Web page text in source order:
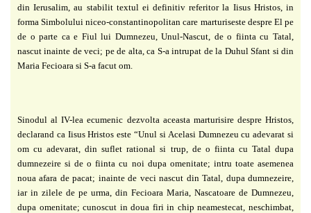
din Ierusalim, au stabilit textul ei definitiv referitor la Iisus Hristos, in
forma Simbolului niceo-constantinopolitan care marturiseste despre El pe
de o parte ca e Fiul lui Dumnezeu, Unul-Nascut, de o fiinta cu Tatal,
nascut inainte de veci; pe de alta, ca S-a intrupat de la Duhul Sfant si din
Maria Fecioara si S-a facut om.
Sinodul al IV-lea ecumenic dezvolta aceasta marturisire despre Hristos,
declarand ca Iisus Hristos este “Unul si Acelasi Dumnezeu cu adevarat si
om cu adevarat, din sufletrational si trup, de o fiinta cu Tatal dupa
dumnezeire si de o fiinta cu noi dupa omenitate; intru toate asemenea
noua afara de pacat; inainte de veci nascut din Tatal, dupa dumnezeire,
iar in zilele de pe urma, din Fecioara Maria, Nascatoare de Dumnezeu,
dupa omenitate; cunoscut in doua firi in chip neamestecat, neschimbat,